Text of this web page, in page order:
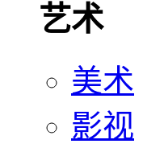
艺术
美术
影视